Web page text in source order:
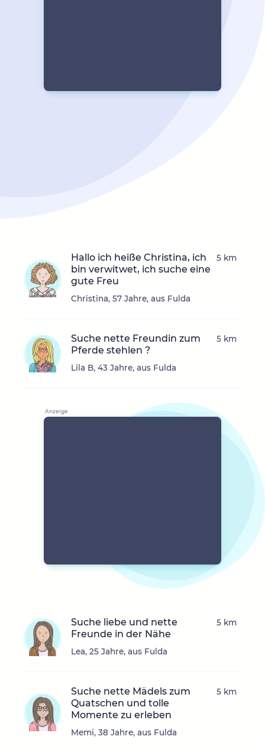
Hallo ich heiße Christina, ich
bin verwitwet, ich suche eine
gute Freu
Christina, 57 Jahre, aus Fulda
5 km
Suche nette Freundin zum
Pferde stehlen ?
Lila B, 43 Jahre, aus Fulda
5 km
Suche liebe und nette
Freunde in der Nähe
Lea, 25 Jahre, aus Fulda
5 km
Suche nette Mädels zum
Quatschen und tolle
Momente zu erleben
Memi, 38 Jahre, aus Fulda
5 km